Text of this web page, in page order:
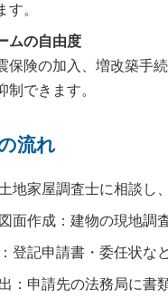
す。
ムの自由度
保険の加入、増改築手
制できます。
流れ
地家屋調査士に相談し
面作成：建物の現地調
登記申請書・委任状な
：申請先の法務局に書